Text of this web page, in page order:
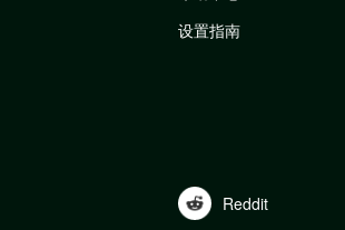
设置指南
Reddit